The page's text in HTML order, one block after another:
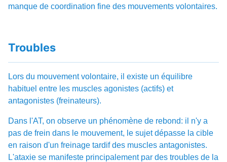
manque de coordination fine des mouvements volontaires.
Troubles
Lors du mouvement volontaire, il existe un équilibre
habituel entre les muscles agonistes (actifs) et
antagonistes (freinateurs).
Dans l'AT, on observe un phénomène de rebond: il n'y a
pas de frein dans le mouvement, le sujet dépasse la cible
en raison d'un freinage tardif des muscles antagonistes.
L'ataxie se manifeste principalement par des troubles de la